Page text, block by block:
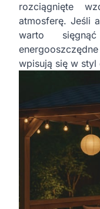
rozciągnięte
atmosferę. Jeśli
warto
wpisują się w